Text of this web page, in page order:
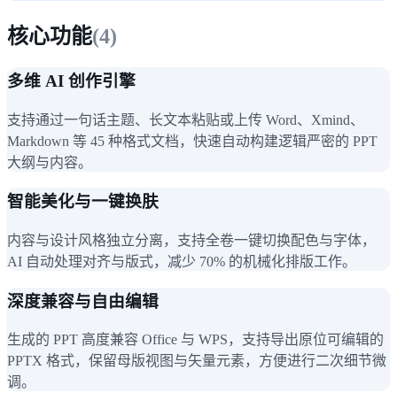
核心功能(4)
多维 AI 创作引擎
支持通过一句话主题、长文本粘贴或上传 Word、Xmind、
Markdown 等 45 种格式文档，快速自动构建逻辑严密的 PPT
大纲与内容。
智能美化与一键换肤
内容与设计风格独立分离，支持全卷一键切换配色与字体，
AI 自动处理对齐与版式，减少 70% 的机械化排版工作。
深度兼容与自由编辑
生成的 PPT 高度兼容 Office 与 WPS，支持导出原位可编辑的
PPTX 格式，保留母版视图与矢量元素，方便进行二次细节微
调。